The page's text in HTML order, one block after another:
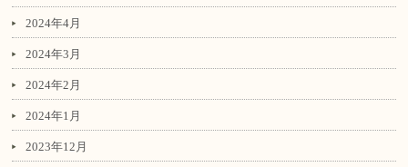
2024年4月
2024年3月
2024年2月
2024年1月
2023年12月